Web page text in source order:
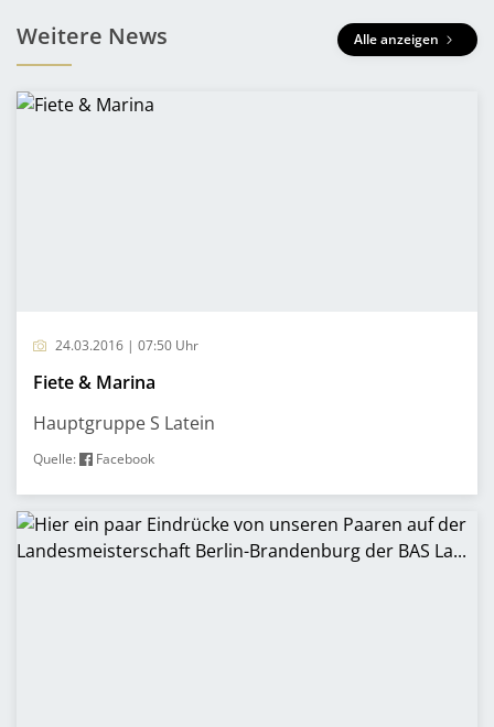
Weitere News Alle anzeigen
24.03.2016 | 07:50 Uhr
Fiete & Marina
Hauptgruppe S Latein
Quelle: Facebook